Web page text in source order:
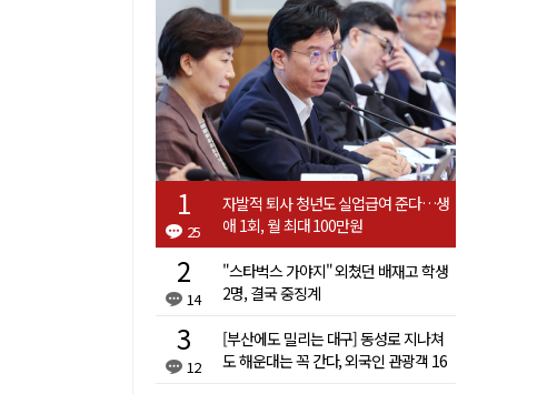
25
자발적 퇴사 청년도 실업급여 준다…생
애 1회, 월 최대 100만원
14
"스타벅스 가야지" 외쳤던 배재고 학생
2명, 결국 중징계
12
[부산에도 밀리는 대구] 동성로 지나쳐
도 해운대는 꼭 간다, 외국인 관광객 16